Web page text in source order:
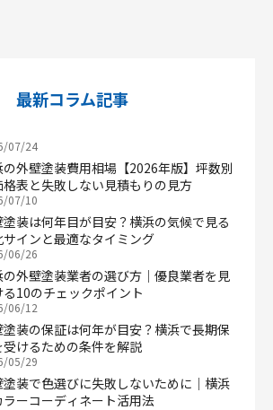
最新コラム記事
07/24
の外壁塗装費用相場【2026年版】坪数別
格表と失敗しない見積もりの見方
07/10
塗装は何年目が目安？横浜の気候で見る
サインと最適なタイミング
06/26
の外壁塗装業者の選び方｜優良業者を見
る10のチェックポイント
06/12
塗装の保証は何年が目安？横浜で長期保
受けるための条件を解説
05/29
塗装で色選びに失敗しないために｜横浜
ラーコーディネート活用法